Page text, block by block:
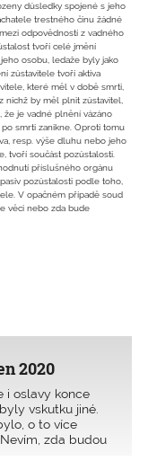
důsledky spojené s jeho
trestného činu žádné
odpovědností z vadného
tvoří celé jmění
osobu, ledaže byly jako
zůstavitele tvoří aktiva
které měl v době smrti,
nichž by měl plnit zůstavitel,
je vadné plnění vázáno
smrti zanikne. Oproti tomu
resp. výše dluhu nebo jeho
tvoří součást pozůstalosti.
příslušného orgánu
pozůstalosti podle toho,
V opačném případě soud
věci nebo zda bude
2020
i oslavy konce
vskutku jiné.
o to více
zda budou